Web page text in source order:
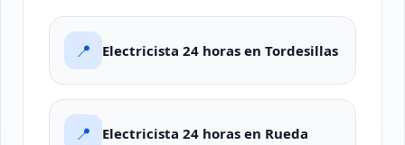
📍 Electricista 24 horas en Tordesillas
📍 Electricista 24 horas en Rueda